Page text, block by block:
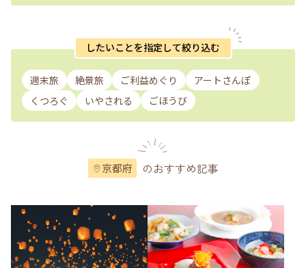
したいことを指定して絞り込む
週末旅 絶景旅 ご利益めぐり
アートさんぽ
くつろぐ
いやされる ごほうび
京都府 のおすすめ記事